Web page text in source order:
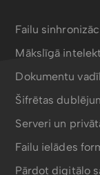
Failu
Mākslīgā
Dokumentu
Šifrētas
Serveri un
Failu ielādes
Pārdot digitālo